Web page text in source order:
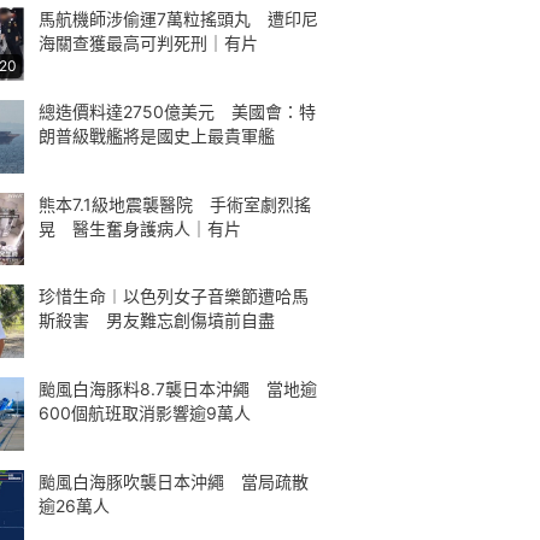
馬航機師涉偷運7萬粒搖頭丸 遭印尼
海關查獲最高可判死刑｜有片
總造價料達2750億美元 美國會：特
朗普級戰艦將是國史上最貴軍艦
熊本7.1級地震襲醫院 手術室劇烈搖
晃 醫生奮身護病人｜有片
珍惜生命︱以色列女子音樂節遭哈馬
斯殺害 男友難忘創傷墳前自盡
颱風白海豚料8.7襲日本沖繩 當地逾
600個航班取消影響逾9萬人
颱風白海豚吹襲日本沖繩 當局疏散
逾26萬人